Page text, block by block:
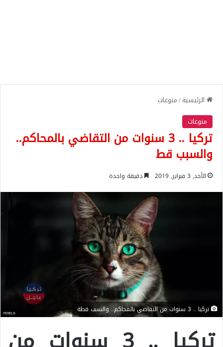
الرئيسية/منوعات
منوعات
تركيا .. 3 سنوات من التقاضي بالمحاكم..
والسبب قط
الأحد, 3 فبراير, 2019 دقيقة واحدة
تركيا .. 3 سنوات من التقاضي بالمحاكم.. والسبب قطة